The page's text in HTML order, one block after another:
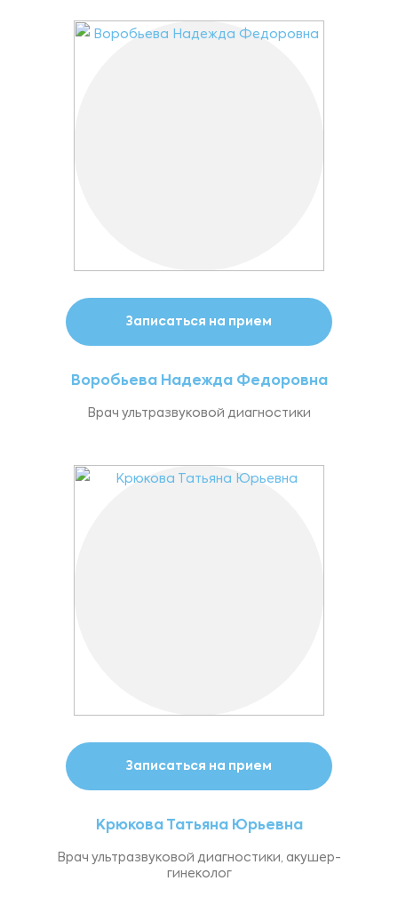
Записаться на прием
Воробьева Надежда Федоровна
Врач ультразвуковой диагностики
Записаться на прием
Крюкова Татьяна Юрьевна
Врач ультразвуковой диагностики, акушер-
гинеколог